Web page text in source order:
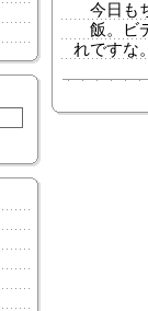
今日も
飯。ビ
れですな